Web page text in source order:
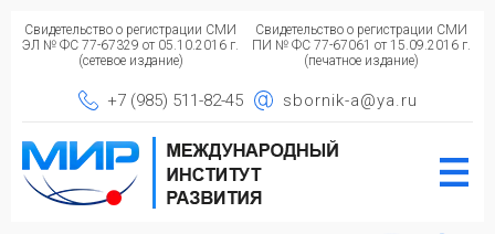
Свидетельство о регистрации СМИ
ЭЛ № ФС 77-67329 от 05.10.2016 г.
(сетевое издание)
Свидетельство о регистрации СМИ
ПИ № ФС 77-67061 от 15.09.2016 г.
(печатное издание)
+7 (985) 511-82-45 sbornik-a@ya.ru